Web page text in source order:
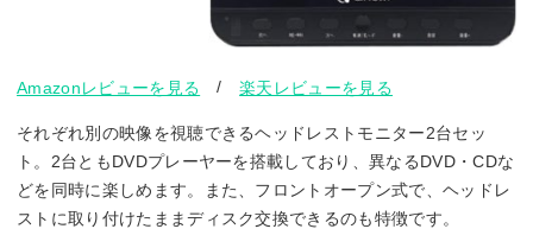
Amazonレビューを見る /楽天レビューを見る
それぞれ別の映像を視聴できるヘッドレストモニター2台セッ
ト。2台ともDVDプレーヤーを搭載しており、異なるDVD・CDな
どを同時に楽しめます。また、フロントオープン式で、ヘッドレ
ストに取り付けたままディスク交換できるのも特徴です。